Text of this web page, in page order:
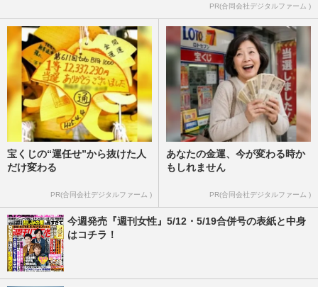
PR(合同会社デジタルファーム )
宝くじの“運任せ”から抜けた人
だけ変わる
PR(合同会社デジタルファーム )
あなたの金運、今が変わる時か
もしれません
PR(合同会社デジタルファーム )
今週発売『週刊女性』5/12・5/19合併号の表紙と中身
はコチラ！